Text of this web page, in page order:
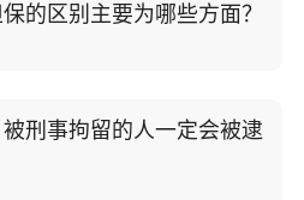
的区别主要为哪些方面？
刑事拘留的人一定会被逮